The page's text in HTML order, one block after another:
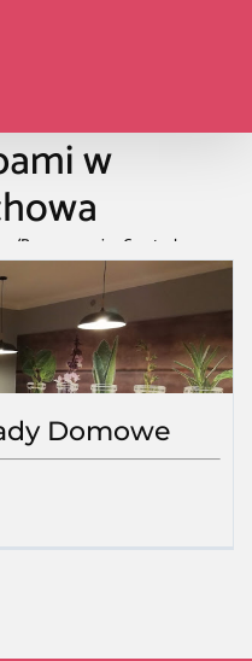
w
/Bar z zupami w Częstochowa
Domowe